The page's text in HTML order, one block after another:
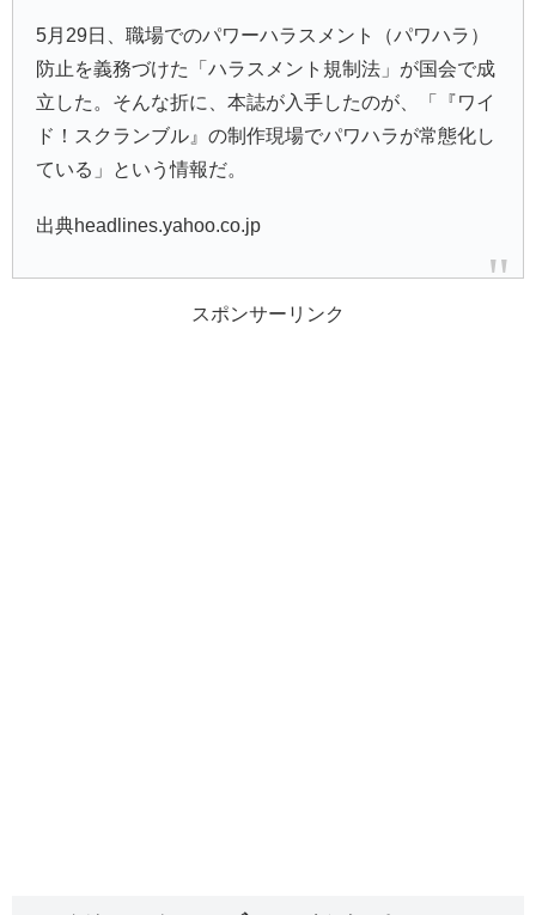
5月29日、職場でのパワーハラスメント（パワハラ）
防止を義務づけた「ハラスメント規制法」が国会で成
立した。そんな折に、本誌が入手したのが、「『ワイ
ド！スクランブル』の制作現場でパワハラが常態化し
ている」という情報だ。
出典headlines.yahoo.co.jp
スポンサーリンク